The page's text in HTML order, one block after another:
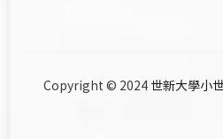
Copyright © 2024 世新大學小